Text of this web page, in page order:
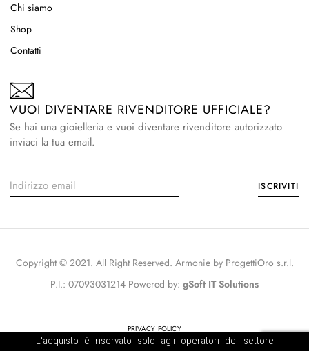
Chi siamo
Shop
Contatti
VUOI DIVENTARE RIVENDITORE UFFICIALE?
Se hai una gioielleria e vuoi diventare rivenditore autorizzato
inviaci la tua email.
Copyright © 2021. All Right Reserved. Armonie by ProgettiOro s.r.l.
P.I.: 07093031214 Powered by: gSoft IT Solutions
PRIVACY POLICY
L'acquisto è riservato solo agli operatori del settore